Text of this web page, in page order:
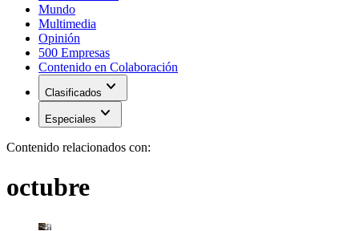
Mundo
Multimedia
Opinión
500 Empresas
Contenido en Colaboración
Clasificados expand_more
Especiales expand_more
Contenido relacionados con:
octubre